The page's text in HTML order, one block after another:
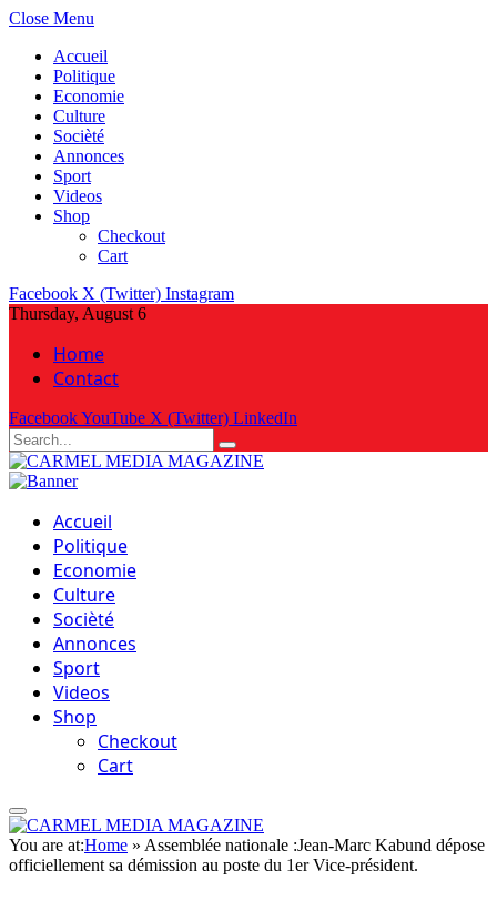
Close Menu
Accueil
Politique
Economie
Culture
Socièté
Annonces
Sport
Videos
Shop
Checkout
Cart
Facebook X (Twitter) Instagram
Thursday, August 6
Home
Contact
FacebookYouTube X (Twitter) LinkedIn
Accueil
Politique
Economie
Culture
Socièté
Annonces
Sport
Videos
Shop
Checkout
Cart
You are at:Home » Assemblée nationale :Jean-Marc Kabund dépose
officiellement sa démission au poste du 1er Vice-président.